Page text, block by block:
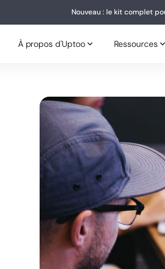
Nouveau : le kit complet
À propos d'Uptoo Ressources
Nouveau : le kit complet
À propos d'Uptoo Ressources